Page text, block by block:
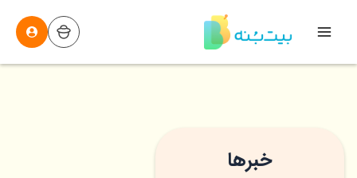
Main
خبرها